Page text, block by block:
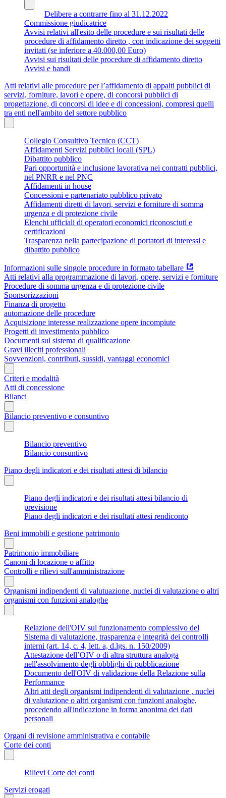
Delibere a contrarre fino al 31.12.2022
Commissione giudicatrice
Avvisi relativi all'esito delle procedure e sui risultati delle
procedure di affidamento diretto , con indicazione dei soggetti
invitati (se inferiore a 40.000,00 Euro)
Avvisi sui risultati delle procedure di affidamento diretto
Avvisi e bandi
Atti relativi alle procedure per l’affidamento di appalti pubblici di
servizi, forniture, lavori e opere, di concorsi pubblici di
progettazione, di concorsi di idee e di concessioni, compresi quelli
tra enti nell'ambito del settore pubblico
Collegio Consultivo Tecnico (CCT)
Affidamenti Servizi pubblici locali (SPL)
Dibattito pubblico
Pari opportunità e inclusione lavorativa nei contratti pubblici,
nel PNRR e nel PNC
Affidamenti in house
Concessioni e partenariato pubblico privato
Affidamenti diretti di lavori, servizi e forniture di somma
urgenza e di protezione civile
Elenchi ufficiali di operatori economici riconosciuti e
certificazioni
Trasparenza nella partecipazione di portatori di interessi e
dibattito pubblico
Informazioni sulle singole procedure in formato tabellare
Atti relativi alla programmazione di lavori, opere, servizi e forniture
Procedure di somma urgenza e di protezione civile
Sponsorizzazioni
Finanza di progetto
automazione delle procedure
Acquisizione interesse realizzazione opere incompiute
Progetti di investimento pubblico
Documenti sul sistema di qualificazione
Gravi illeciti professionali
Sovvenzioni, contributi, sussidi, vantaggi economici
Criteri e modalità
Atti di concessione
Bilanci
Bilancio preventivo e consuntivo
Bilancio preventivo
Bilancio consuntivo
Piano degli indicatori e dei risultati attesi di bilancio
Piano degli indicatori e dei risultati attesi bilancio di
previsione
Piano degli indicatori e dei risultati attesi rendiconto
Beni immobili e gestione patrimonio
Patrimonio immobiliare
Canoni di locazione o affitto
Controlli e rilievi sull'amministrazione
Organismi indipendenti di valutuazione, nuclei di valutazione o altri
organismi con funzioni analoghe
Relazione dell'OIV sul funzionamento complessivo del
Sistema di valutazione, trasparenza e integrità dei controlli
interni (art. 14, c. 4, lett. a, d.lgs. n. 150/2009)
Attestazione dell’OIV o di altra struttura analoga
nell'assolvimento degli obblighi di pubblicazione
Documento dell'OIV di validazione della Relazione sulla
Performance
Altri atti degli organismi indipendenti di valutazione , nuclei
di valutazione o altri organismi con funzioni analoghe,
procedendo all'indicazione in forma anonima dei dati
personali
Organi di revisione amministrativa e contabile
Corte dei conti
Rilievi Corte dei conti
Servizi erogati